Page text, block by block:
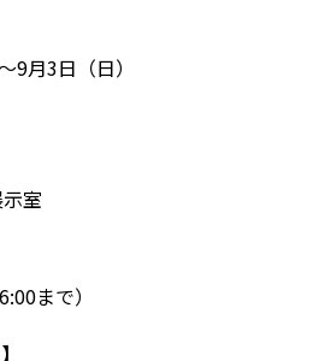
9月3日（日）
室
まで）